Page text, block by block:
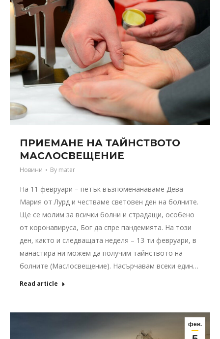
ПРИЕМАНЕ НА ТАЙНСТВОТО
МАСЛОСВЕЩЕНИЕ
Новини By mater
На 11 февруари – петък възпоменанаваме Дева
Мария от Лурд и честваме световен ден на болните.
Ще се молим за всички болни и страдащи, особено
от коронавируса, Бог да спре пандемията. На този
ден, както и следващата неделя – 13 ти февруари, в
манастира ни можем да получим тайнството на
болните (Маслосвещение). Насърчавам всеки един…
Read article
фев.